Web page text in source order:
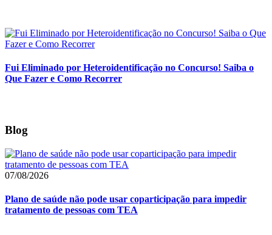
Fui Eliminado por Heteroidentificação no Concurso! Saiba o
Que Fazer e Como Recorrer
Blog
07/08/2026
Plano de saúde não pode usar coparticipação para impedir
tratamento de pessoas com TEA